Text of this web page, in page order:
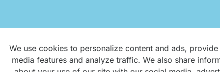
We use cookies to personalize content and ads,
media features and analyze traffic. We also share